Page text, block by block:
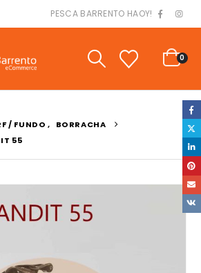
PESCA BARRENTO HAOY!
0
/ FUNDO ,
BORRACHA
55